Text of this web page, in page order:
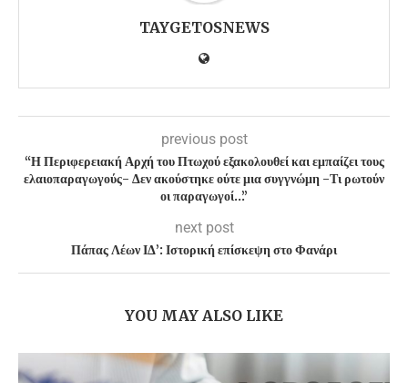
TAYGETOSNEWS
previous post
“Η Περιφερειακή Αρχή του Πτωχού εξακολουθεί και εμπαίζει τους
ελαιοπαραγωγούς- Δεν ακούστηκε ούτε μια συγγνώμη -Τι ρωτούν
οι παραγωγοί…”
next post
Πάπας Λέων ΙΔ’: Ιστορική επίσκεψη στο Φανάρι
YOU MAY ALSO LIKE